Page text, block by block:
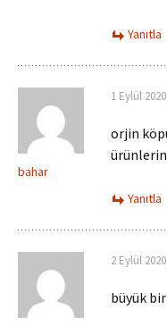
Yanıtla
bahar
1 Eylül
orjin
Yanıtla
2 Eylül
büyük